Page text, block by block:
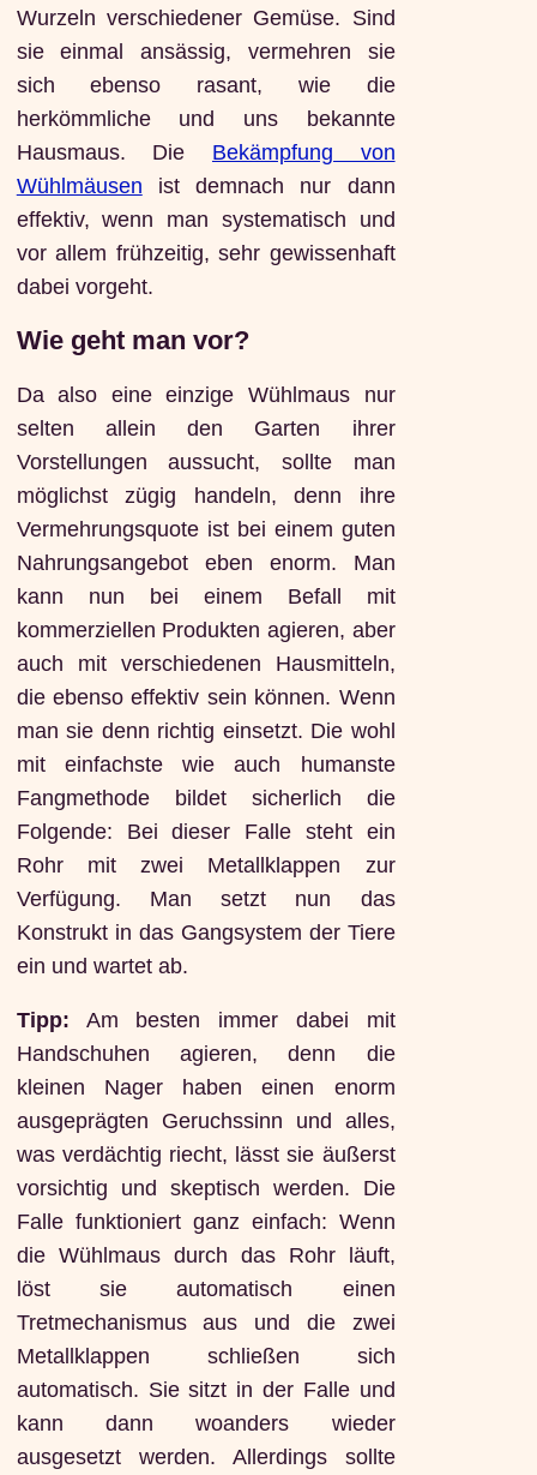
Wurzeln verschiedener Gemüse. Sind
sie einmal ansässig, vermehren sie
sich ebenso rasant, wie die
herkömmliche und uns bekannte
Hausmaus. Die Bekämpfung von
Wühlmäusen ist demnach nur dann
effektiv, wenn man systematisch und
vor allem frühzeitig, sehr gewissenhaft
dabei vorgeht.
Wie geht man vor?
Da also eine einzige Wühlmaus nur
selten allein den Garten ihrer
Vorstellungen aussucht, sollte man
möglichst zügig handeln, denn ihre
Vermehrungsquote ist bei einem guten
Nahrungsangebot eben enorm. Man
kann nun bei einem Befall mit
kommerziellen Produkten agieren, aber
auch mit verschiedenen Hausmitteln,
die ebenso effektiv sein können. Wenn
man sie denn richtig einsetzt. Die wohl
mit einfachste wie auch humanste
Fangmethode bildet sicherlich die
Folgende: Bei dieser Falle steht ein
Rohr mit zwei Metallklappen zur
Verfügung. Man setzt nun das
Konstrukt in das Gangsystem der Tiere
ein und wartet ab.
Tipp: Am besten immer dabei mit
Handschuhen agieren, denn die
kleinen Nager haben einen enorm
ausgeprägten Geruchssinn und alles,
was verdächtig riecht, lässt sie äußerst
vorsichtig und skeptisch werden. Die
Falle funktioniert ganz einfach: Wenn
die Wühlmaus durch das Rohr läuft,
löst sie automatisch einen
Tretmechanismus aus und die zwei
Metallklappen schließen sich
automatisch. Sie sitzt in der Falle und
kann dann woanders wieder
ausgesetzt werden. Allerdings sollte